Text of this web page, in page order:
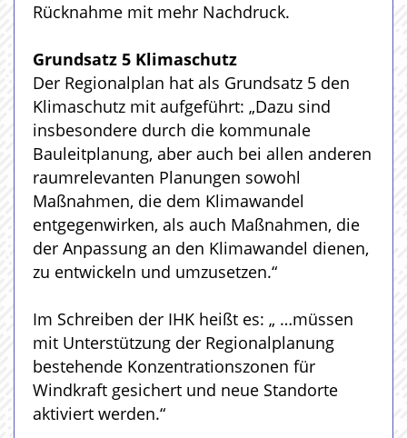
Rücknahme mit mehr Nachdruck.
Grundsatz 5 Klimaschutz
Der Regionalplan hat als Grundsatz 5 den
Klimaschutz mit aufgeführt: „Dazu sind
insbesondere durch die kommunale
Bauleitplanung, aber auch bei allen anderen
raumrelevanten Planungen sowohl
Maßnahmen, die dem Klimawandel
entgegenwirken, als auch Maßnahmen, die
der Anpassung an den Klimawandel dienen,
zu entwickeln und umzusetzen.“
Im Schreiben der IHK heißt es: „ …müssen
mit Unterstützung der Regionalplanung
bestehende Konzentrationszonen für
Windkraft gesichert und neue Standorte
aktiviert werden.“